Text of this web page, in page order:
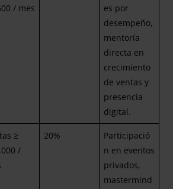
/ mes
es por
desempeño,
mentoría
directa en
crecimiento
de ventas y
presencia
digital.
≥
/
20%
Participació
n en eventos
privados,
mastermind